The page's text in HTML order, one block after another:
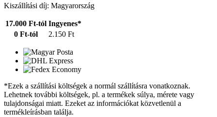
Kiszállítási díj: Magyarország
17.000 Ft-tól Ingyenes*
0 Ft-tól
2.150 Ft
*Ezek a szállítási költségek a normál szállításra vonatkoznak.
Lehetnek további költségek, pl. a termékek súlya, mérete vagy
tulajdonságai miatt. Ezeket az információkat közvetlenül a
termékleírásban találja.